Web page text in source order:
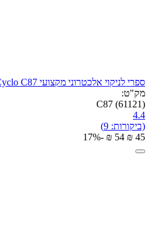
ספרי לניקוי אלכטרוני מקצועי Cyclo C87
מק"ט:
C87 (61121)
4.4
(ביקורות: 9)
₪ ‍45‍
₪ ‍54‍
-17%